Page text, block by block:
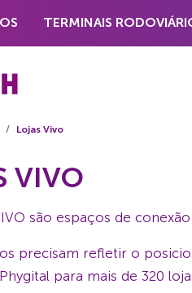
TERMINAIS
Lojas Vivo
VIVO
são espaços de
precisam refletir o
para mais de 320